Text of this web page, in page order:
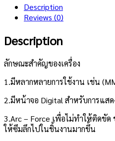
Description
Reviews (0)
Description
ลักษณะสำคัญของเครื่อง
1.มีหลากหลายการใช้งาน เช่น
2.มีหน้าจอ Digital สำหรับการแส
3.Arc – Force เพื่อไม่ทำให้ติดขั
ให้ซึมลึกไปในชิ้นงานมากขึ้น